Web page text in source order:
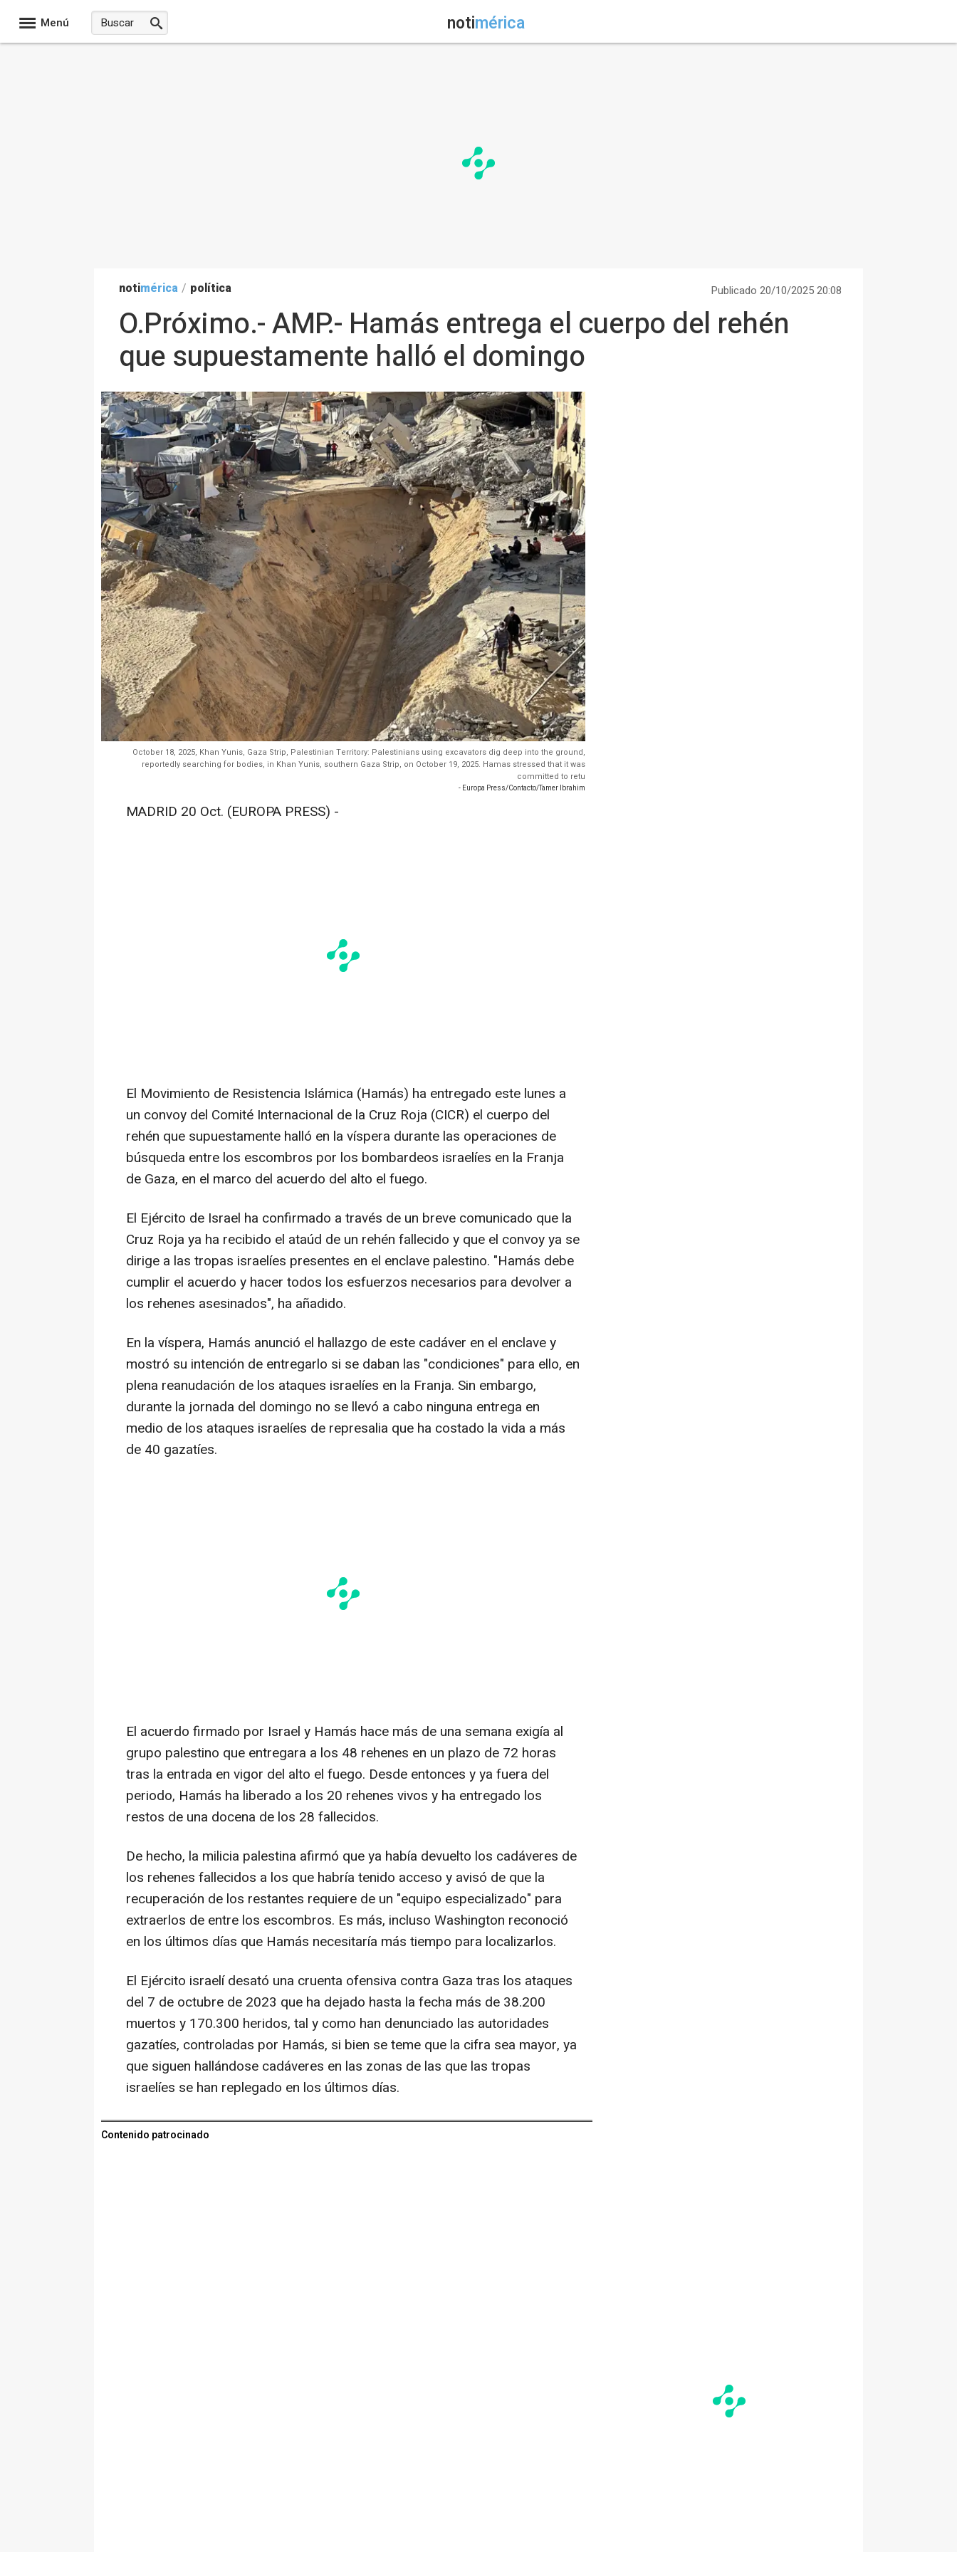
Menú notimérica
notimérica / política Publicado 20/10/2025 20:08
O.Próximo.- AMP.- Hamás entrega el cuerpo del rehén
que supuestamente halló el domingo
October 18, 2025, Khan Yunis, Gaza Strip, Palestinian Territory: Palestinians using excavators dig deep into the ground,
reportedly searching for bodies, in Khan Yunis, southern Gaza Strip, on October 19, 2025. Hamas stressed that it was
committed to retu
- Europa Press/Contacto/Tamer Ibrahim
MADRID 20 Oct. (EUROPA PRESS) -
El Movimiento de Resistencia Islámica (Hamás) ha entregado este lunes a
un convoy del Comité Internacional de la Cruz Roja (CICR) el cuerpo del
rehén que supuestamente halló en la víspera durante las operaciones de
búsqueda entre los escombros por los bombardeos israelíes en la Franja
de Gaza, en el marco del acuerdo del alto el fuego.
El Ejército de Israel ha confirmado a través de un breve comunicado que la
Cruz Roja ya ha recibido el ataúd de un rehén fallecido y que el convoy ya se
dirige a las tropas israelíes presentes en el enclave palestino. "Hamás debe
cumplir el acuerdo y hacer todos los esfuerzos necesarios para devolver a
los rehenes asesinados", ha añadido.
En la víspera, Hamás anunció el hallazgo de este cadáver en el enclave y
mostró su intención de entregarlo si se daban las "condiciones" para ello, en
plena reanudación de los ataques israelíes en la Franja. Sin embargo,
durante la jornada del domingo no se llevó a cabo ninguna entrega en
medio de los ataques israelíes de represalia que ha costado la vida a más
de 40 gazatíes.
El acuerdo firmado por Israel y Hamás hace más de una semana exigía al
grupo palestino que entregara a los 48 rehenes en un plazo de 72 horas
tras la entrada en vigor del alto el fuego. Desde entonces y ya fuera del
periodo, Hamás ha liberado a los 20 rehenes vivos y ha entregado los
restos de una docena de los 28 fallecidos.
De hecho, la milicia palestina afirmó que ya había devuelto los cadáveres de
los rehenes fallecidos a los que habría tenido acceso y avisó de que la
recuperación de los restantes requiere de un "equipo especializado" para
extraerlos de entre los escombros. Es más, incluso Washington reconoció
en los últimos días que Hamás necesitaría más tiempo para localizarlos.
El Ejército israelí desató una cruenta ofensiva contra Gaza tras los ataques
del 7 de octubre de 2023 que ha dejado hasta la fecha más de 38.200
muertos y 170.300 heridos, tal y como han denunciado las autoridades
gazatíes, controladas por Hamás, si bien se teme que la cifra sea mayor, ya
que siguen hallándose cadáveres en las zonas de las que las tropas
israelíes se han replegado en los últimos días.
Contenido patrocinado